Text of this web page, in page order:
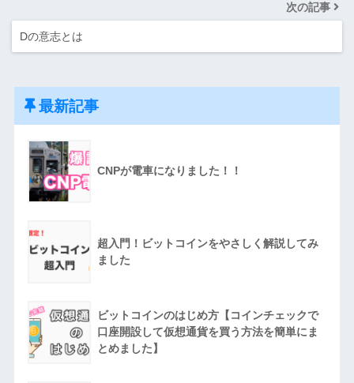
次の記事
Dの意志とは
最新記事
CNPが電車になりました！！
超入門！ビットコインをやさしく解説してみ
ました
ビットコインのはじめ方【コインチェックで
口座開設して仮想通貨を買う方法を簡単にま
とめました】